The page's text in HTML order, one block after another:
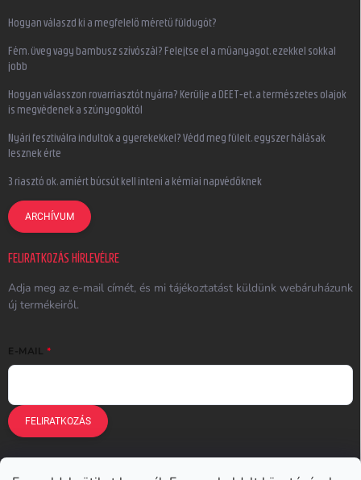
Hogyan válaszd ki a megfelelő méretű füldugót?
Fém, üveg vagy bambusz szívószál? Felejtse el a műanyagot, ezekkel sokkal
jobb
Hogyan válasszon rovarriasztót nyárra? Kerülje a DEET-et, a természetes olajok
is megvédenek a szúnyogoktól
Nyári fesztiválra indultok a gyerekekkel? Védd meg füleit, egyszer hálásak
lesznek érte
3 riasztó ok, amiért búcsút kell inteni a kémiai napvédőknek
ARCHÍVUM
FELIRATKOZÁS HÍRLEVÉLRE
Adja meg az e-mail címét, és mi tájékoztatást küldünk webáruházunk
új termékeiről.
E-MAIL
FELIRATKOZÁS